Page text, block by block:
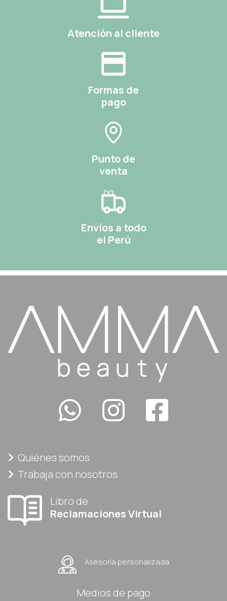
Atención al cliente
Formas de
pago
Punto de
venta
Envíos a todo
el Perú
Quiénes somos
Trabaja con nosotros
Libro de
Reclamaciones Virtual
Asesoría personalizada
Medios de pago